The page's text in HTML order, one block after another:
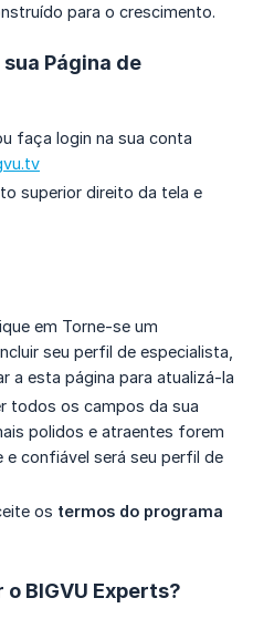
para o crescimento.
Página de
faça login na sua conta
superior direito da tela e
em Torne-se um
seu perfil de especialista,
a esta página para atualizá-la
todos os campos da sua
polidos e atraentes forem
confiável será seu perfil de
os termos do programa
BIGVU Experts?